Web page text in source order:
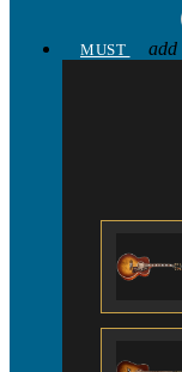
MUST
add